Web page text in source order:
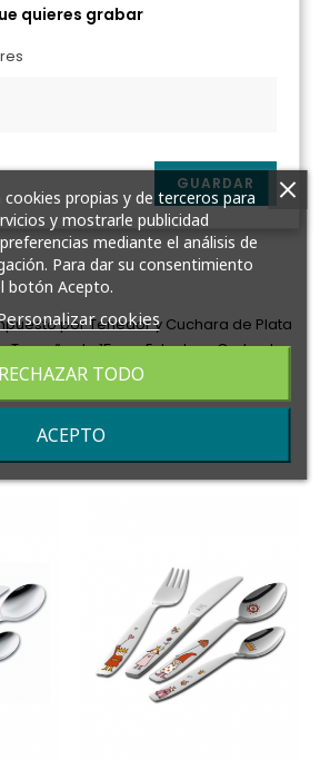
quieres grabar
GUARDAR
por Tenedor y Cuchara de Plata
Tamaño de 15 cm. Estuche y Grabado
propias y de terceros para
y mostrarle publicidad
mediante el análisis de
Para dar su consentimiento
botón Acepto.
cookies
RECHAZAR TODO
ACEPTO